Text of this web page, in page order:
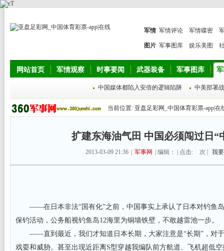
军情 军情评论 军情碟密
图片 军事图库 娱乐美图
网站首页 军情观察 时事要闻 武器装备 军事图库
中国媒体都陷入安倍的逻辑陷阱 中美部署
当前位置: 亚盘足彩网_中国体育彩票-app|在
扩建东海油气田 中国必须闯过日“
2013-03-09 21:36 军事网 | 编辑： | 点击: 次 | 我
——在日本非法“国有化”之前，中国事实上承认了日本对钓鱼岛
保钓活动，公务船视钓鱼岛12海里为铜墙铁壁，不敢越雷池一步。
——直到最近，我们才知道日本长期，大家注意是“长期”，对于
戏耍和威胁。甚至出现近距离S型穿越我编队前方航道、飞机超低